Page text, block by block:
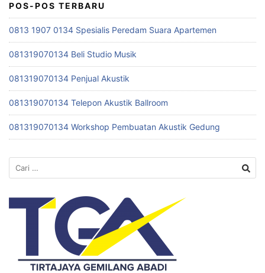
POS-POS TERBARU
0813 1907 0134 Spesialis Peredam Suara Apartemen
081319070134 Beli Studio Musik
081319070134 Penjual Akustik
081319070134 Telepon Akustik Ballroom
081319070134 Workshop Pembuatan Akustik Gedung
Cari
untuk: